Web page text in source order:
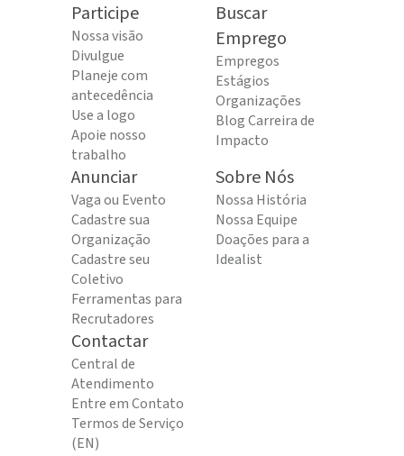
Participe
Nossa visão
Divulgue
Planeje com
antecedência
Use a logo
Apoie nosso
trabalho
Buscar
Emprego
Empregos
Estágios
Organizações
Blog Carreira de
Impacto
Anunciar
Vaga ou Evento
Cadastre sua
Organização
Cadastre seu
Coletivo
Ferramentas para
Recrutadores
Sobre Nós
Nossa História
Nossa Equipe
Doações para a
Idealist
Contactar
Central de
Atendimento
Entre em Contato
Termos de Serviço
(EN)